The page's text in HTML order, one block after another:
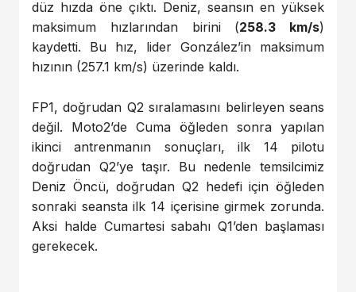
düz hızda öne çıktı. Deniz, seansın en yüksek
maksimum hızlarından birini (258.3 km/s)
kaydetti. Bu hız, lider González’in maksimum
hızının (257.1 km/s) üzerinde kaldı.
FP1, doğrudan Q2 sıralamasını belirleyen seans
değil. Moto2’de Cuma öğleden sonra yapılan
ikinci antrenmanın sonuçları, ilk 14 pilotu
doğrudan Q2’ye taşır. Bu nedenle temsilcimiz
Deniz Öncü, doğrudan Q2 hedefi için öğleden
sonraki seansta ilk 14 içerisine girmek zorunda.
Aksi halde Cumartesi sabahı Q1’den başlaması
gerekecek.